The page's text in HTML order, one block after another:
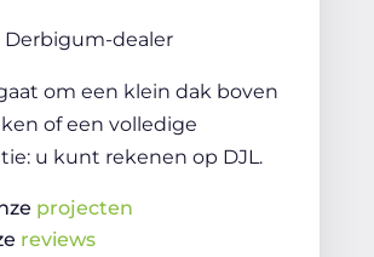
dealer
om een klein dak boven
of een volledige
u kunt rekenen op DJL.
projecten
reviews